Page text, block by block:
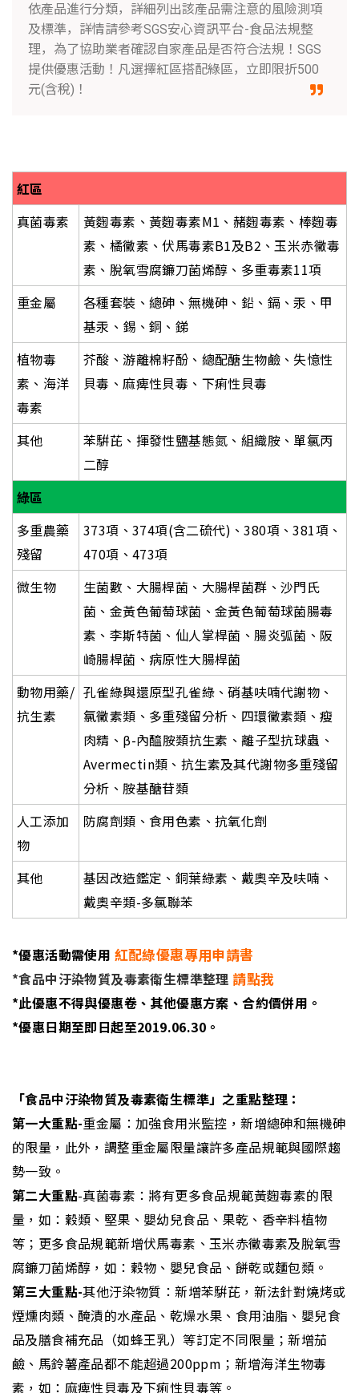
依產品進行分類，詳細列出該產品需注意的風險測項
及標準，詳情請參考SGS安心資訊平台-食品法規整
理，為了協助業者確認自家產品是否符合法規！SGS
提供優惠活動！凡選擇紅區搭配綠區，立即限折500
元(含稅)！
紅區
真菌毒素
黃麴毒素、黃麴毒素M1 、赭麴毒素、棒麴毒
素、橘黴素、伏馬毒素B1及B2 、玉米赤黴毒
素、脫氧雪腐鐮刀菌烯醇、多重毒素11項
重金屬
各種套裝、總砷、無機砷、鉛、鎘、汞、甲
基汞、錫、銅、銻
植物毒
素、海洋
毒素
芥酸、游離棉籽酚、總配醣生物鹼、失憶性
貝毒、麻痺性貝毒、下痢性貝毒
其他
苯騈芘、揮發性鹽基態氮、組織胺、單氯丙
二醇
綠區
多重農藥
殘留
373項、374項(含二硫代) 、380項、381項、
470項、473項
微生物
生菌數、大腸桿菌、大腸桿菌群、沙門氏
菌、金黃色葡萄球菌、金黃色葡萄球菌腸毒
素、李斯特菌、仙人掌桿菌、腸炎弧菌、阪
崎腸桿菌、病原性大腸桿菌
動物用藥/
抗生素
孔雀綠與還原型孔雀綠、硝基呋喃代謝物、
氯黴素類、多重殘留分析、四環黴素類、瘦
肉精、β-內醯胺類抗生素、離子型抗球蟲、
Avermectin類、抗生素及其代謝物多重殘留
分析、胺基醣苷類
人工添加
物
防腐劑類、食用色素、抗氧化劑
其他
基因改造鑑定、銅葉綠素、戴奧辛及呋喃、
戴奧辛類-多氯聯苯
*優惠活動需使用 紅配綠優惠專用申請書
*食品中汙染物質及毒素衛生標準整理 請點我
*此優惠不得與優惠卷、其他優惠方案、合約價併用。
*優惠日期至即日起至2019.06.30 。
「食品中汙染物質及毒素衛生標準」之重點整理：
第一大重點-重金屬：加強食用米監控，新增總砷和無機砷
的限量，此外，調整重金屬限量讓許多產品規範與國際趨
勢一致。
第二大重點-真菌毒素：將有更多食品規範黃麴毒素的限
量，如：穀類、堅果、嬰幼兒食品、果乾、香辛料植物
等；更多食品規範新增伏馬毒素、玉米赤黴毒素及脫氧雪
腐鐮刀菌烯醇，如：穀物、嬰兒食品、餅乾或麵包類。
第三大重點-其他汙染物質：新增苯騈芘，新法針對燒烤或
煙燻肉類、醃漬的水產品、乾燥水果、食用油脂、嬰兒食
品及膳食補充品（如蜂王乳）等訂定不同限量；新增茄
鹼、馬鈴薯產品都不能超過200ppm ；新增海洋生物毒
素，如：麻痺性貝毒及下痢性貝毒等。